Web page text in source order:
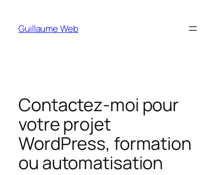
contenu
Guillaume Web
Contactez-moi pour
votre projet
WordPress, formation
ou automatisation